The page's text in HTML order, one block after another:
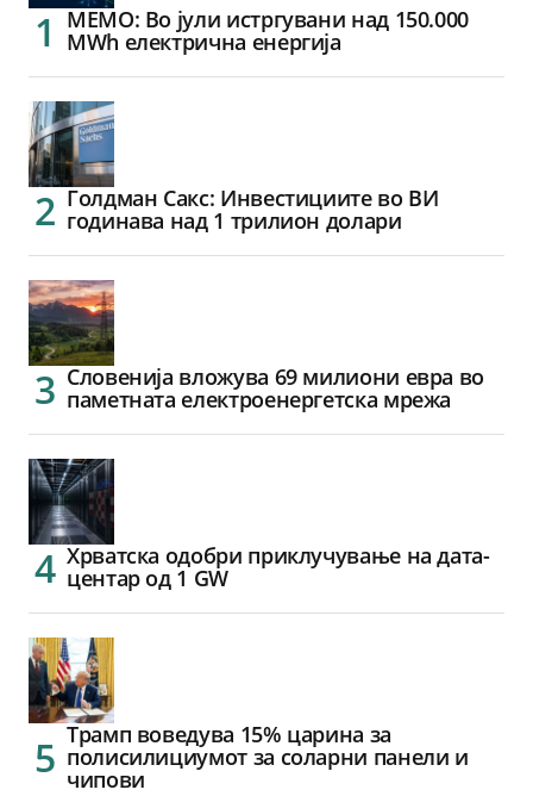
МЕМО: Во јули истргувани над 150.000
MWh електрична енергија
Голдман Сакс: Инвестициите во ВИ
годинава над 1 трилион долари
Словенија вложува 69 милиони евра во
паметната електроенергетска мрежа
Хрватска одобри приклучување на дата-
центар од 1 GW
Трамп воведува 15% царина за
полисилициумот за соларни панели и
чипови